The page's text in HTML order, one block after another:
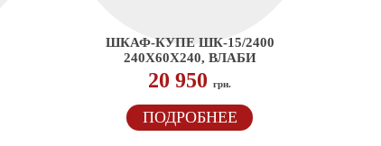
ШКАФ-КУПЕ ШК-15/2400
240Х60Х240, ВЛАБИ
20 950 грн.
ПОДРОБНЕЕ